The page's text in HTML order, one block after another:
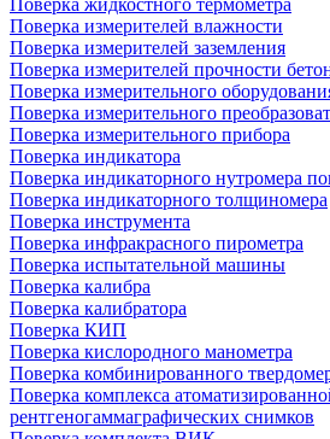
Поверка жидкостного термометра
Поверка измерителей влажности
Поверка измерителей заземления
Поверка измерителей прочности
Поверка измерительного
Поверка измерительного
Поверка измерительного прибора
Поверка индикатора
Поверка индикаторного нутромера
Поверка индикаторного толщиномера
Поверка инструмента
Поверка инфракрасного пирометра
Поверка испытательной машины
Поверка калибра
Поверка калибратора
Поверка КИП
Поверка кислородного манометра
Поверка комбинированного
Поверка комплекса
рентгеногаммаграфических снимков